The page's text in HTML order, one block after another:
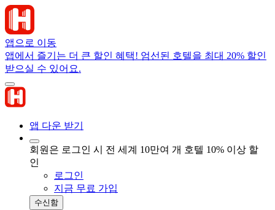
앱으로 이동
앱에서 즐기는 더 큰 할인 혜택! 엄선된 호텔을 최대 20% 할인
받으실 수 있어요.
앱 다운 받기
회원은 로그인 시 전 세계 10만여 개 호텔 10% 이상 할
인
로그인
지금 무료 가입
수신함